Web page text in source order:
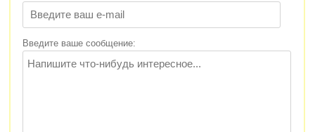
Введите ваше сообщение: